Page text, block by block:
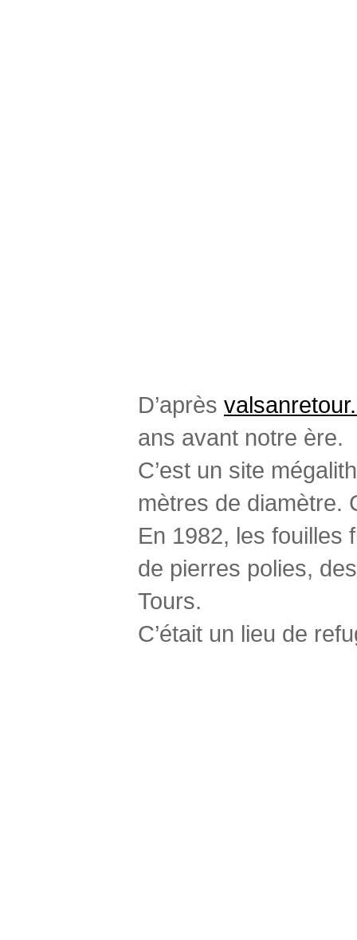
D’après
ans avant notre ère.
C’est un site
mètres de diamètre.
En 1982, les fouilles
de pierres polies,
Tours.
C’était un lieu de